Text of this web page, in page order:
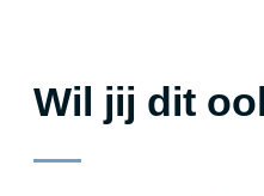
Wil jij dit